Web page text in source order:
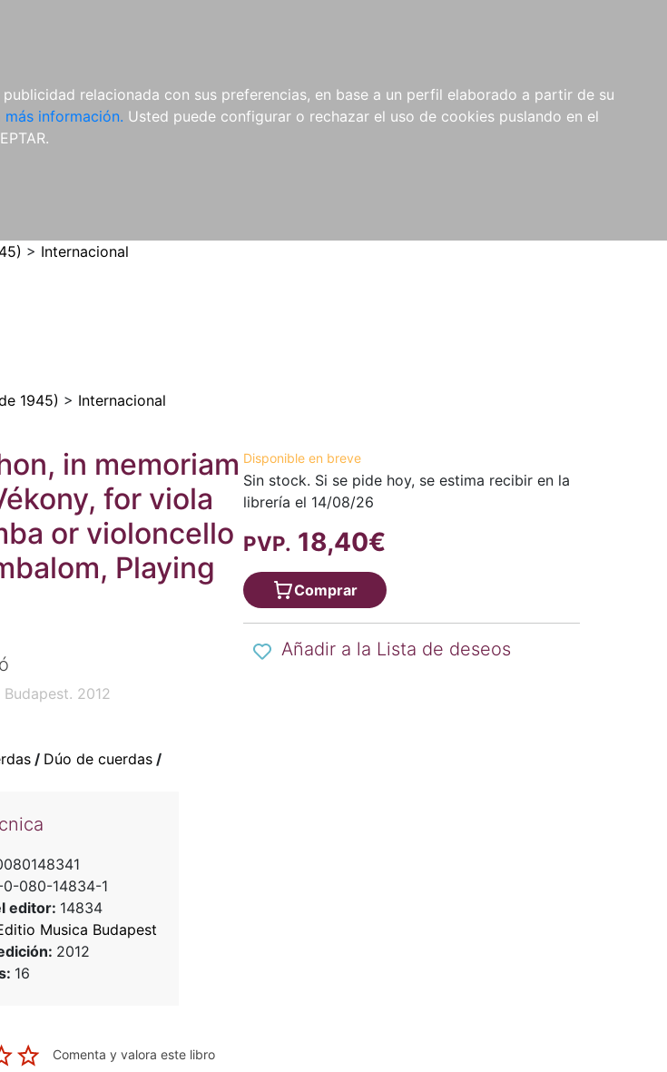
relacionada con sus preferencias, en base a un perfil elaborado a partir de su
información. Usted puede configurar o rechazar el uso de cookies puslando en el
CDS Y
DVDS
MATERIAL
COMPLEMENTARIO
NOVEDADES NOTICIAS
COMPRAS
INSTITUCIONALES
> Internacional
1945) > Internacional
in memoriam
for viola
or violoncello
Playing
2012
/ Dúo de cuerdas/
080-14834-1
editor: 14834
Musica Budapest
2012
16
Comenta y valora este libro
Disponible en breve
Sin stock. Si se pide hoy, se estima recibir en la
librería el 14/08/26
PVP. 18,40€
Comprar
Añadir a la Lista de deseos